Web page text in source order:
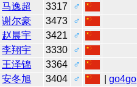
马逸超 3317
♂
谢尔豪 3473
♂
赵晨宇 3421
♂
李翔宇 3330
♂
王泽锦 3364
♂
安冬旭 3404 ♂ |go4go